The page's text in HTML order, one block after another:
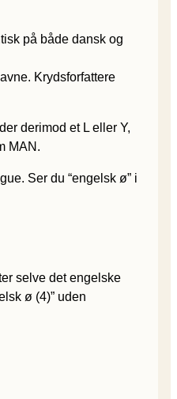
på både dansk og
Krydsforfattere
derimod et L eller Y,
MAN.
Ser du “engelsk ø” i
selve det engelske
ø (4)” uden